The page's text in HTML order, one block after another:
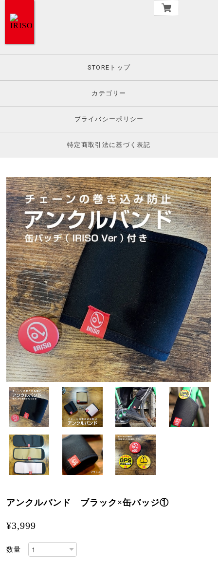
STOREトップ
カテゴリー
プライバシーポリシー
特定商取引法に基づく表記
アンクルバンド ブラック×缶バッジ①
¥3,999
数量